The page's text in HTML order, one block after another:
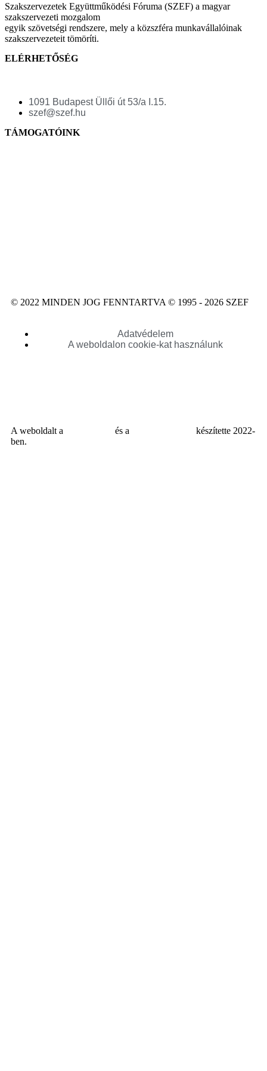
Szakszervezetek Együttműködési Fóruma (SZEF) a magyar
szakszervezeti mozgalom
egyik szövetségi rendszere, mely a közszféra munkavállalóinak
szakszervezeteit tömöríti.
ELÉRHETŐSÉG
1091 Budapest Üllői út 53/a I.15.
szef@szef.hu
TÁMOGATÓINK
© 2022 MINDEN JOG FENNTARTVA © 1995 - 2026 SZEF
Adatvédelem
A weboldalon cookie-kat használunk
A weboldalt a és a
készítette 2022-
ben.